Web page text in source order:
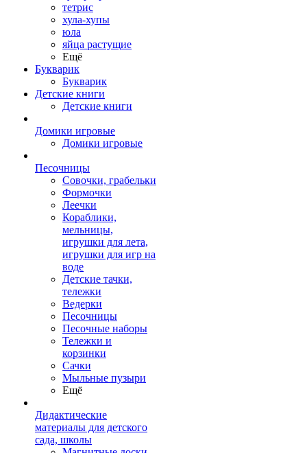
тетрис
хула-хупы
юла
яйца растущие
Ещё
Букварик
Букварик
Детские книги
Детские книги
Домики игровые
Домики игровые
Песочницы
Совочки, грабельки
Формочки
Леечки
Кораблики,
мельницы,
игрушки для лета,
игрушки для игр на
воде
Детские тачки,
тележки
Ведерки
Песочницы
Песочные наборы
Тележки и
корзинки
Сачки
Мыльные пузыри
Ещё
Дидактические
материалы для детского
сада, школы